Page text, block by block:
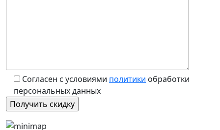
Согласен с условиями политики обработки
персональных данных